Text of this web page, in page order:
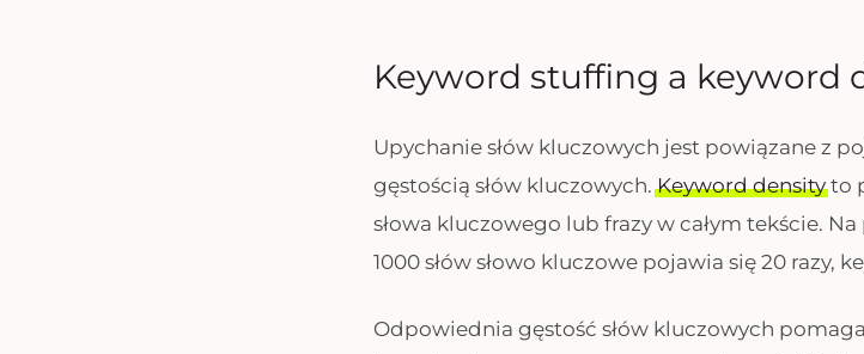
Keyword stuffing a keyword
Upychanie słów kluczowych jest powiązane z
gęstością słów kluczowych.Keyword densityto
słowa kluczowego lub frazy w całym tekście.
1000 słów słowo kluczowe pojawia się 20 razy,
Odpowiednia gęstość słów kluczowych